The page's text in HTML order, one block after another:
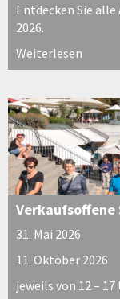
Entdecken Sie
2026.
Weiterlesen
Verkaufsoffene
31. Mai 2026
11. Oktober 2026
jeweils von 12 – 17